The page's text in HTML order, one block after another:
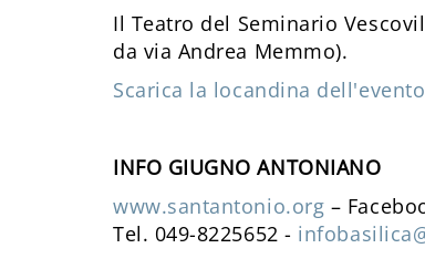
Il Teatro del Seminario
da via Andrea Memmo).
Scarica la locandina dell'evento
INFO GIUGNO ANTONIANO
www.santantonio.org –
Tel. 049-8225652 -